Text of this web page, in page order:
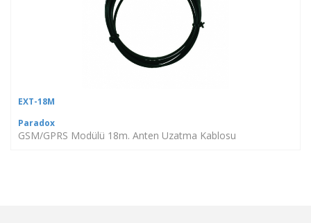
EXT-18M
Paradox
GSM/GPRS Modülü 18m. Anten Uzatma Kablosu